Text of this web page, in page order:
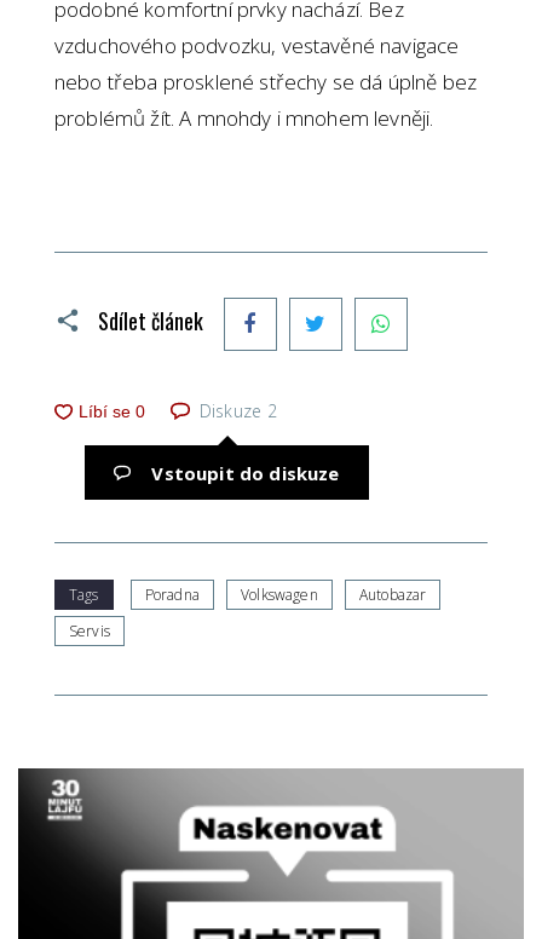
podobné komfortní prvky nachází. Bez
vzduchového podvozku, vestavěné navigace
nebo třeba prosklené střechy se dá úplně bez
problémů žít. A mnohdy i mnohem levněji.
Sdílet článek FacebookTwitter
Diskuze 2
Vstoupit do diskuze
Tags Poradna Volkswagen
Autobazar
Servis